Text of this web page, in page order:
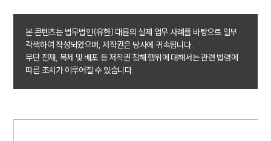
본 콘텐츠는 법무법인(유한) 대륜의 실제 업무 사례를 바탕으로 일부
각색하여 작성되었으며, 저작권은 당사에 귀속됩니다.
무단 전재, 복제 및 배포 등 저작권 침해 행위에 대해서는 관련 법령에
따른 조치가 이루어질 수 있습니다.